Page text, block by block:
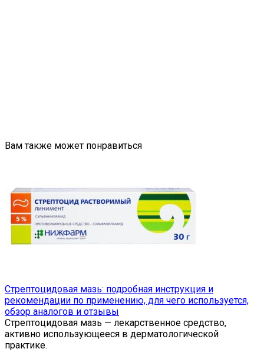
Вам также может понравиться
Стрептоцидовая мазь: подробная инструкция и
рекомендации по применению, для чего используется,
обзор аналогов и отзывы
Стрептоцидовая мазь — лекарственное средство,
активно использующееся в дерматологической
практике.